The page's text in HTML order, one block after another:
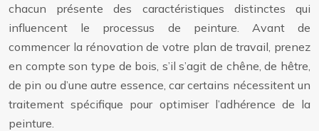
chacun présente des caractéristiques distinctes qui
influencent le processus de peinture. Avant de
commencer la rénovation de votre plan de travail, prenez
en compte son type de bois, s’il s’agit de chêne, de hêtre,
de pin ou d’une autre essence, car certains nécessitent un
traitement spécifique pour optimiser l’adhérence de la
peinture.